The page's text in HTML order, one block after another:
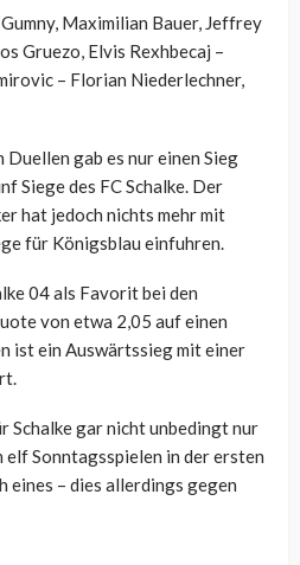
Maximilian Bauer, Jeffrey
Gruezo, Elvis Rexhbecaj –
– Florian Niederlechner,
gab es nur einen Sieg
Siege des FC Schalke. Der
hat jedoch nichts mehr mit
für Königsblau einfuhren.
04 als Favorit bei den
von etwa 2,05 auf einen
ist ein Auswärtssieg mit einer
Schalke gar nicht unbedingt nur
Sonntagsspielen in der ersten
eines – dies allerdings gegen